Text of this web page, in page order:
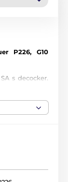
P226, G10
s decocker.
máme